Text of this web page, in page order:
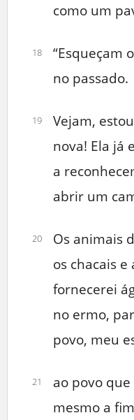
como um
18
“Esqueçam
no passado.
19
Vejam,
nova! Ela já
a
abrir um
20
Os animais
os chacais
fornecerei
no ermo,
povo, meu
21
ao povo
mesmo a